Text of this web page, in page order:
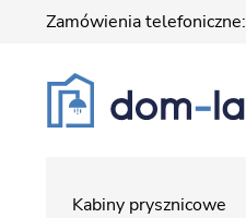
Zamówienia telefoniczne:
Kabiny prysznicowe